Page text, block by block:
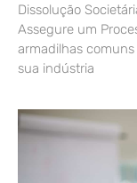
Dissolução
Assegure um
armadilhas
sua indústria